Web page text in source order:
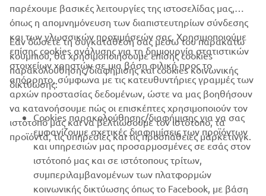
ΕΤΑΙΡΕΊΑ
B2B
ΠΕΡΙΣΣΌΤΕΡΑ YAMAHA
SUPPORT
παρέχουμε βασικές λειτουργίες της ιστοσελίδας μας,
όπως η απομνημόνευση των διαπιστευτηρίων σύνδεσης
και των γλωσσικών προτιμήσεών σας. Χρησιμοποιούμε
επίσης cookies ανάλυσης για τη δημιουργία στατιστικών
στοιχείων χρηστών σε μια βάση φιλική προς το
απόρρητο, σύμφωνα με τις κατευθυντήριες γραμμές των
αρχών προστασίας δεδομένων, ώστε να μας βοηθήσουν
να κατανοήσουμε πώς οι επισκέπτες χρησιμοποιούν τον
ιστότοπό μας και να βελτιώσουμε τον ιστότοπο, τα
προϊόντα, τις υπηρεσίες και τις προσπάθειες μάρκετινγκ.
Εάν δώσετε τη συγκατάθεσή σας μέσω του παρακάτω
κουμπιού, θα χρησιμοποιήσουμε επίσης cookies
παρακολούθησης/διαφήμισης και cookies κοινωνικής
δικτύωσης:
Cookies παρακολούθησης/διαφήμισης για να σας
εμφανίζουμε σχετικές διαφημίσεις των προϊόντων
και υπηρεσιών μας προσαρμοσμένες σε εσάς στον
ιστότοπό μας και σε ιστότοπους τρίτων,
συμπεριλαμβανομένων των πλατφορμών
κοινωνικής δικτύωσης όπως το Facebook, με βάση